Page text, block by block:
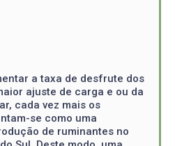
a taxa de desfrute dos
ajuste de carga e ou da
cada vez mais os
se como uma
de ruminantes no